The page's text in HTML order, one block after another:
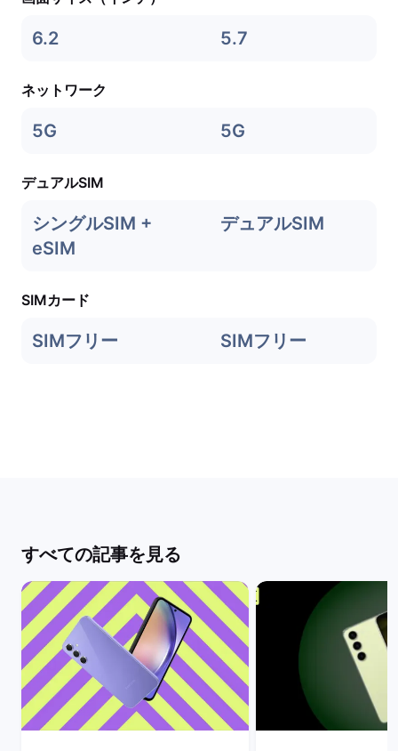
6.2 5.7
ネットワーク
5G 5G
デュアルSIM
シングルSIM +
eSIM
デュアルSIM
SIMカード
SIMフリー SIMフリー
すべての記事を見る